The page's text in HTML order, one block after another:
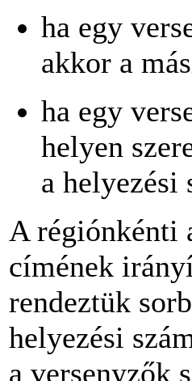
ha egy
akkor a
ha egy
helyen
a helyezési
A régiónkénti
címének
rendeztük
helyezési
a versenyzők